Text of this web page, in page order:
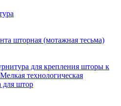
шторная (мотажная тесьма)
для крепления шторы к
технологическая
для штор